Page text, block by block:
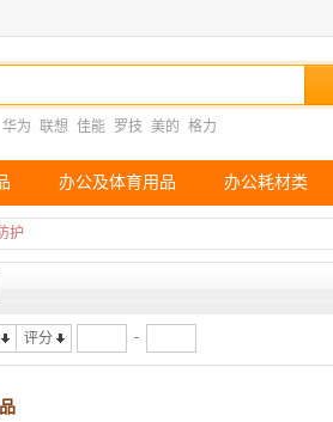
华为 联想 佳能 罗技 美的 格力
办公及体育用品 办公耗材类
护
评分 -